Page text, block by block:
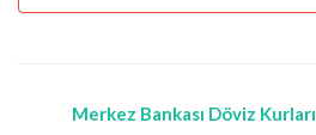
Merkez Bankası Döviz Kurları